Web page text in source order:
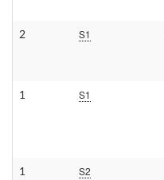
2 S1
1 S1
1 S2